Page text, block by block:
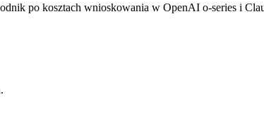
po kosztach wnioskowania w OpenAI o-series i